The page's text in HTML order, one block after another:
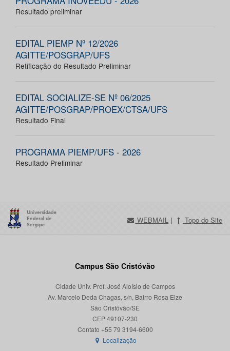
Resultado preliminar
EDITAL PIEMP Nº 12/2026
AGITTE/POSGRAP/UFS
Retificação do Resultado Preliminar
EDITAL SOCIALIZE-SE Nº 06/2025
AGITTE/POSGRAP/PROEX/CTSA/UFS
Resultado Final
PROGRAMA PIEMP/UFS - 2026
Resultado Preliminar
WEBMAIL | Topo do Site
Campus São Cristóvão
Cidade Univ. Prof. José Aloísio de Campos
Av. Marcelo Deda Chagas, s/n, Bairro Rosa Elze
São Cristóvão/SE
CEP 49107-230
Localização